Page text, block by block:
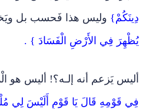
دِينَكُمْ} وليس هذا فَحسب بل
يُظْهِرَ فِي الأَرْضِ الْفَسَادَ } .
أليس يَزعم أنه إلـه؟! أليس هو
فِي قَوْمِهِ قَالَ يَا قَوْمِ أَلَيْسَ لِي